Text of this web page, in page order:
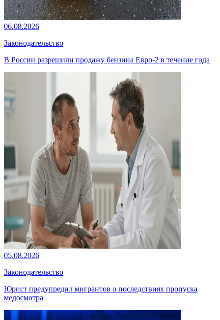
06.08.2026
Законодательство
В России разрешили продажу бензина Евро-2 в течение года
05.08.2026
Законодательство
Юрист предупредил мигрантов о последствиях пропуска
медосмотра